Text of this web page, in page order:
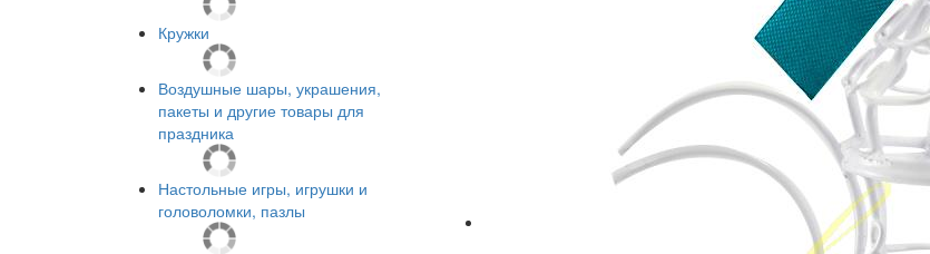
Кружки
Воздушные шары, украшения,
пакеты и другие товары для
праздника
Настольные игры, игрушки и
головоломки, пазлы